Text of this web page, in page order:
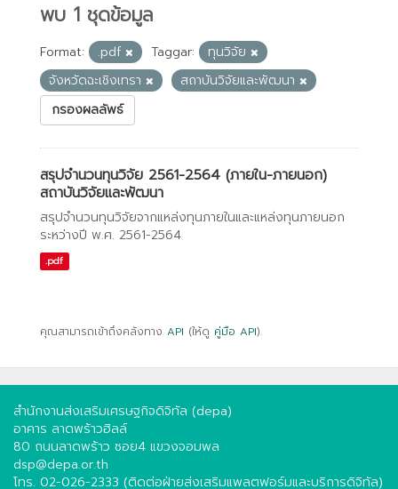
พบ 1 ชุดข้อมูล
Format: .pdf Taggar:
ทุนวิจัย
จังหวัดฉะเชิงเทรา
สถาบันวิจัยและพัฒนา
กรองผลลัพธ์
สรุปจำนวนทุนวิจัย 2561-2564 (ภายใน-ภายนอก)
สถาบันวิจัยและพัฒนา
สรุปจำนวนทุนวิจัยจากแหล่งทุนภายในและแหล่งทุนภายนอก
ระหว่างปี พ.ศ. 2561-2564
.pdf
คุณสามารถเข้าถึงคลังทาง API (ให้ดู คู่มือ API).
สำนักงานส่งเสริมเศรษฐกิจดิจิทัล (depa)
อาคาร ลาดพร้าวฮิลล์
80 ถนนลาดพร้าว ซอย4 แขวงจอมพล
dsp@depa.or.th
โทร. 02-026-2333 (ติดต่อฝ่ายส่งเสริมแพลตฟอร์มและบริการดิจิทัล)